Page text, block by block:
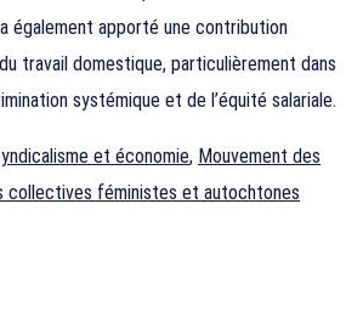
également apporté une contribution
travail domestique, particulièrement dans
systémique et de l’équité salariale.
et économie, Mouvement des
collectives féministes et autochtones